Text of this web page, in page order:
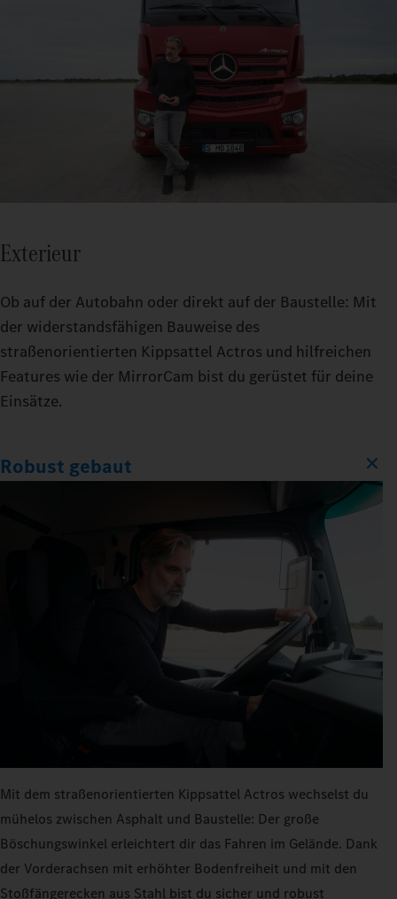
Exterieur
Ob auf der Autobahn oder direkt auf der Baustelle: Mit
der widerstandsfähigen Bauweise des
straßenorientierten Kippsattel Actros und hilfreichen
Features wie der MirrorCam bist du gerüstet für deine
Einsätze.
Robust gebaut
Mit dem straßenorientierten Kippsattel Actros wechselst du
mühelos zwischen Asphalt und Baustelle: Der große
Böschungswinkel erleichtert dir das Fahren im Gelände. Dank
der Vorderachsen mit erhöhter Bodenfreiheit und mit den
Stoßfängerecken aus Stahl bist du sicher und robust